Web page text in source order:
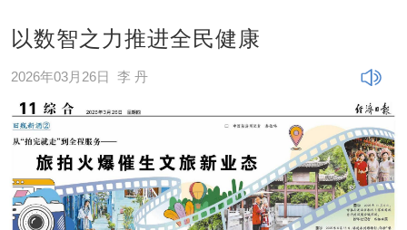
以数智之力推进全民健康
2026年03月26日 李 丹